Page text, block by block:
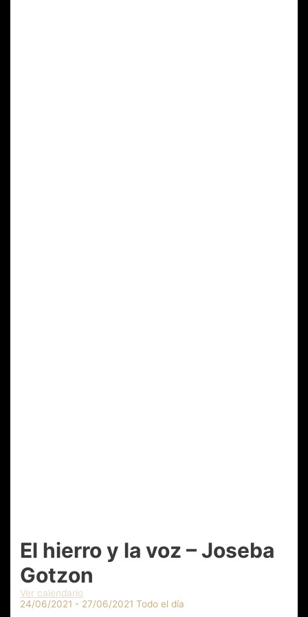
El hierro y la voz – Joseba
Gotzon
Ver calendario
24/06/2021 - 27/06/2021 Todo el día